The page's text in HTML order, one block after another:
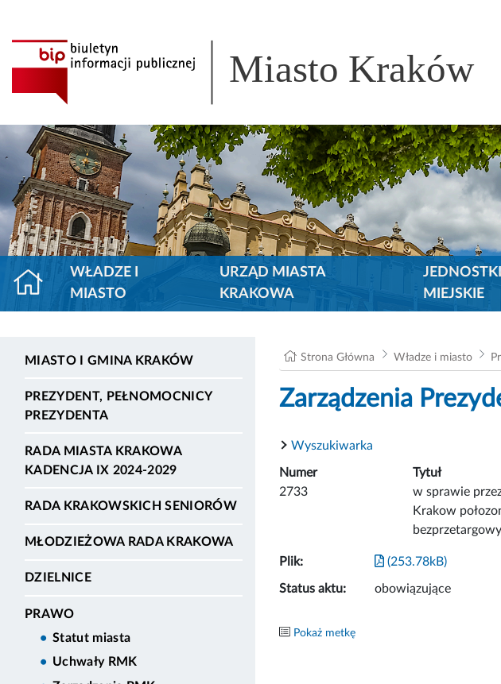
Miasto Kraków
WŁADZE I
MIASTO
URZĄD MIASTA
KRAKOWA
JEDNOSTKI
MIEJSKIE
MIASTO I GMINA KRAKÓW
PREZYDENT, PEŁNOMOCNICY
PREZYDENTA
RADA MIASTA KRAKOWA
KADENCJA IX 2024-2029
RADA KRAKOWSKICH SENIORÓW
MŁODZIEŻOWA RADA KRAKOWA
DZIELNICE
PRAWO
Statut miasta
Uchwały RMK
Strona Główna Władze i miasto
Zarządzenia
Wyszukiwarka
Numer Tytuł
2733
w sprawie
Krakow
Plik: (253.78kB)
Status aktu: obowiązujące
Pokaż metkę